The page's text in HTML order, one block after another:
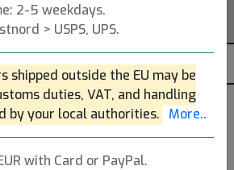
2-5 weekdays.
> USPS, UPS.
shipped outside the EU may be
duties, VAT, and handling
by your local authorities. More..
with Card or PayPal.